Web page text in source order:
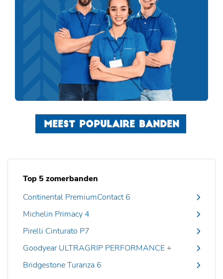
MEEST POPULAIRE BANDEN
Top 5 zomerbanden
Continental PremiumContact 6
Michelin Primacy 4
Pirelli Cinturato P7
Goodyear ULTRAGRIP PERFORMANCE +
Bridgestone Turanza 6